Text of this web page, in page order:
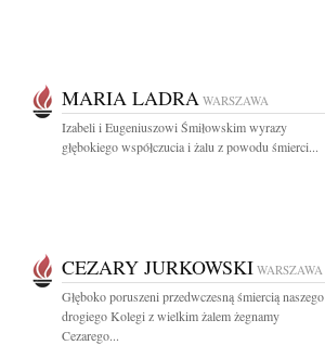
MARIA LADRA WARSZAWA
Izabeli i Eugeniuszowi Śmiłowskim wyrazy
głębokiego współczucia i żalu z powodu śmierci...
CEZARY JURKOWSKI WARSZAWA
Głęboko poruszeni przedwczesną śmiercią naszego
drogiego Kolegi z wielkim żalem żegnamy
Cezarego...